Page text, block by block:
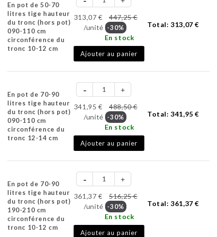
En pot de 50-70
litres tige hauteur
du tronc (hors pot)
090-110 cm
circonférence du
tronc 10-12 cm
313,07 €
447,25 €
/unité -30%
En stock
Ajouter au panier
Total:313,07 €
En pot de 70-90
litres tige hauteur
du tronc (hors pot)
090-110 cm
circonférence du
tronc 12-14 cm
341,95 €
488,50 €
/unité -30%
En stock
Ajouter au panier
Total:341,95 €
En pot de 70-90
litres tige hauteur
du tronc (hors pot)
190-210 cm
circonférence du
tronc 10-12 cm
361,37 €
516,25 €
/unité -30%
En stock
Ajouter au panier
Total:361,37 €